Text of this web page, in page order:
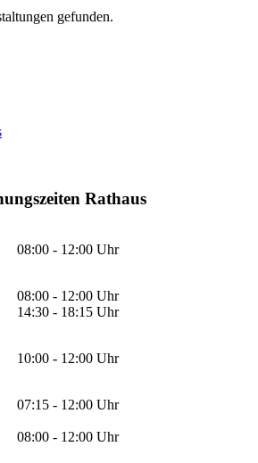
gefunden.
Rathaus
08:00 - 12:00 Uhr
08:00 - 12:00 Uhr
14:30 - 18:15 Uhr
10:00 - 12:00 Uhr
07:15 - 12:00 Uhr
08:00 - 12:00 Uhr